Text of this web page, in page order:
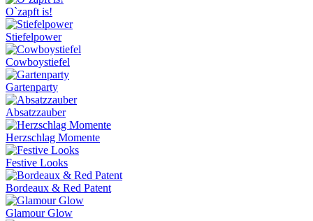
O`zapft is!
Stiefelpower
Cowboystiefel
Gartenparty
Absatzzauber
Herzschlag Momente
Festive Looks
Bordeaux & Red Patent
Glamour Glow